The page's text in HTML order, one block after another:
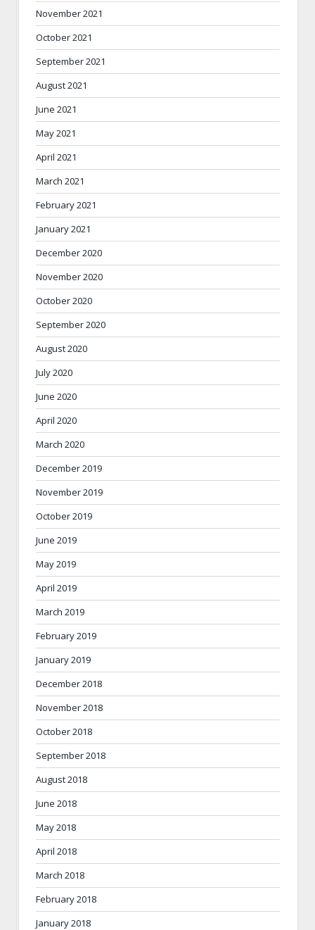
November 2021
October 2021
September 2021
August 2021
June 2021
May 2021
April 2021
March 2021
February 2021
January 2021
December 2020
November 2020
October 2020
September 2020
August 2020
July 2020
June 2020
April 2020
March 2020
December 2019
November 2019
October 2019
June 2019
May 2019
April 2019
March 2019
February 2019
January 2019
December 2018
November 2018
October 2018
September 2018
August 2018
June 2018
May 2018
April 2018
March 2018
February 2018
January 2018